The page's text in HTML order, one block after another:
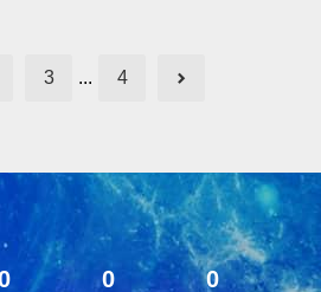
行业的即可；
3 ... 4
0 0